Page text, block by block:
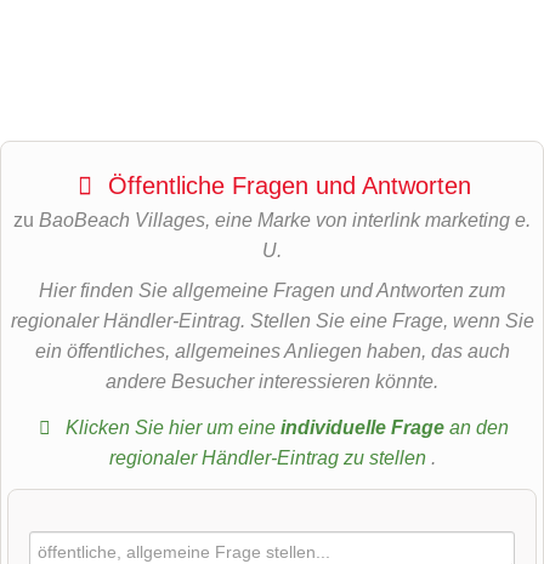
Öffentliche Fragen und Antworten
zu BaoBeach Villages, eine Marke von interlink marketing e.
U.
Hier finden Sie allgemeine Fragen und Antworten zum
regionaler Händler-Eintrag. Stellen Sie eine Frage, wenn Sie
ein öffentliches, allgemeines Anliegen haben, das auch
andere Besucher interessieren könnte.
Klicken Sie hier um eine individuelle Fragean den
regionaler Händler-Eintrag zu stellen .